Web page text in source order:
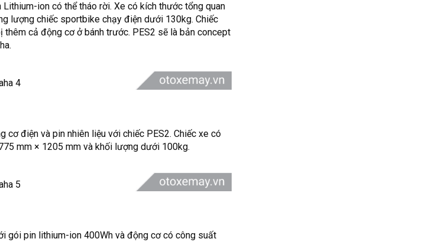
ion có thể tháo rời. Xe có kích thước tổng quan
lượng chiếc sportbike chạy điện dưới 130kg. Chiếc
cả động cơ ở bánh trước. PES2 sẽ là bản concept
cơ điện và pin nhiên liệu với chiếc PES2. Chiếc xe có
mm × 1205 mm và khối lượng dưới 100kg.
gói pin lithium-ion 400Wh và động cơ có công suất